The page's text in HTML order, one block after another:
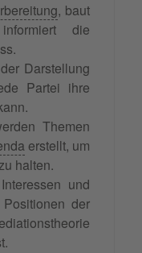
, baut
die
Darstellung
Partei ihre
Themen
erstellt, um
halten.
und
der